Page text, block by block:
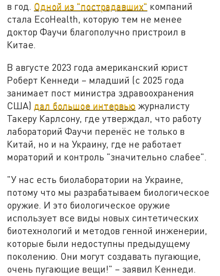
в год. Одной из "пострадавших" компаний
стала EcoHealth, которую тем не менее
доктор Фаучи благополучно пристроил в
Китае.
В августе 2023 года американский юрист
Роберт Кеннеди – младший (с 2025 года
занимает пост министра здравоохранения
США) дал большое интервью журналисту
Такеру Карлсону, где утверждал, что работу
лабораторий Фаучи перенёс не только в
Китай, но и на Украину, где не работает
мораторий и контроль "значительно слабее".
"У нас есть биолаборатории на Украине,
потому что мы разрабатываем биологическое
оружие. И это биологическое оружие
использует все виды новых синтетических
биотехнологий и методов генной инженерии,
которые были недоступны предыдущему
поколению. Они могут создавать пугающие,
очень пугающие вещи!" – заявил Кеннеди.